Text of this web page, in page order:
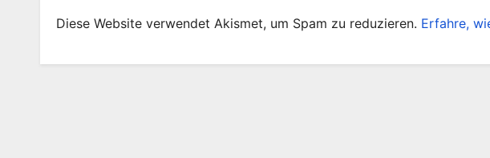
Diese Website verwendet Akismet, um Spam zu reduzieren. Erfahre,